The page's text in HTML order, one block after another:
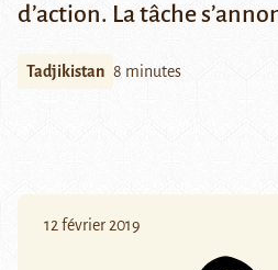
d’action. La tâche
Tadjikistan 8 minutes
12 février 2019